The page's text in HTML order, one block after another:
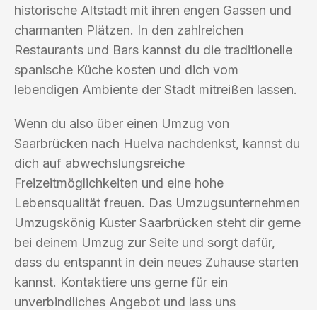
historische Altstadt mit ihren engen Gassen und
charmanten Plätzen. In den zahlreichen
Restaurants und Bars kannst du die traditionelle
spanische Küche kosten und dich vom
lebendigen Ambiente der Stadt mitreißen lassen.
Wenn du also über einen Umzug von
Saarbrücken nach Huelva nachdenkst, kannst du
dich auf abwechslungsreiche
Freizeitmöglichkeiten und eine hohe
Lebensqualität freuen. Das Umzugsunternehmen
Umzugskönig Kuster Saarbrücken steht dir gerne
bei deinem Umzug zur Seite und sorgt dafür,
dass du entspannt in dein neues Zuhause starten
kannst. Kontaktiere uns gerne für ein
unverbindliches Angebot und lass uns